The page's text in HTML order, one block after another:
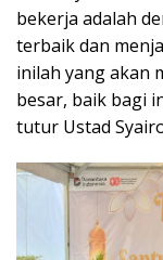
bekerja adalah
terbaik dan
inilah yang akan
besar, baik bagi
tutur Ustad